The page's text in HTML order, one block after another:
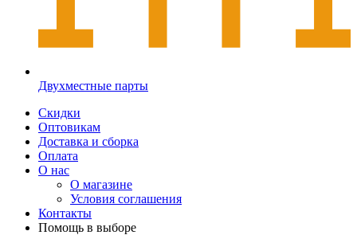
Двухместные парты
Скидки
Оптовикам
Доставка и сборка
Оплата
О нас
О магазине
Условия соглашения
Контакты
Помощь в выборе